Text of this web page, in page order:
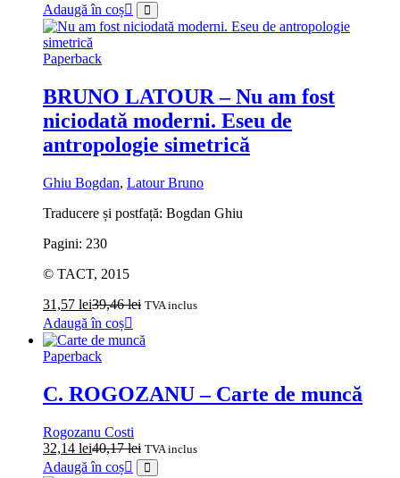
Adaugă în coș
Paperback
BRUNO LATOUR – Nu am fost
niciodată moderni. Eseu de
antropologie simetrică
Ghiu Bogdan, Latour Bruno
Traducere și postfață: Bogdan Ghiu
Pagini: 230
© TACT, 2015
31,57 lei39,46lei TVA inclus
Adaugă în coș
Paperback
C. ROGOZANU – Carte de muncă
Rogozanu Costi
32,14 lei40,17lei TVA inclus
Adaugă în coș